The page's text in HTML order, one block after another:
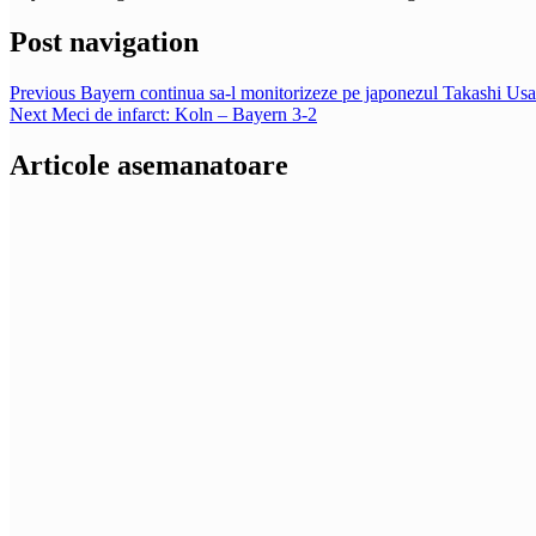
Post navigation
Previous Bayern continua sa-l monitorizeze pe japonezul Takashi
Next Meci de infarct: Koln – Bayern 3-2
Articole asemanatoare